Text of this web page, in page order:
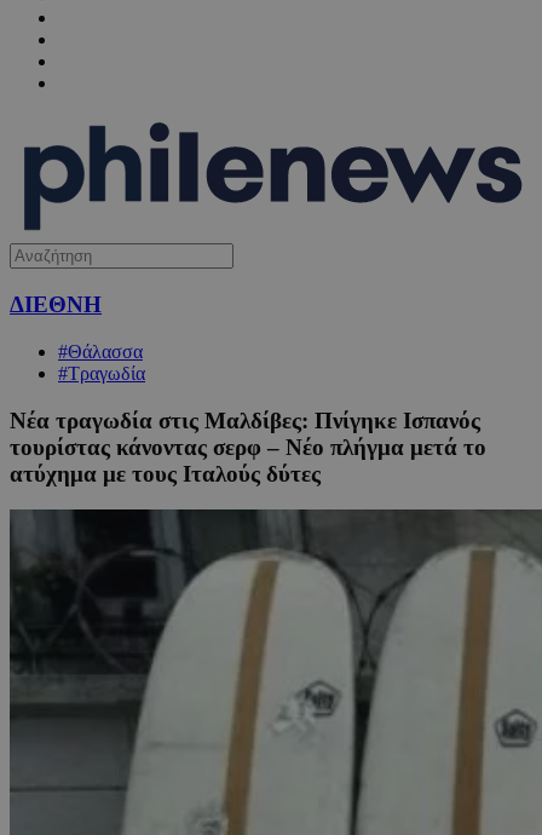
ΔΙΕΘΝΗ
#Θάλασσα
#Τραγωδία
Νέα τραγωδία στις Μαλδίβες: Πνίγηκε Ισπανός
τουρίστας κάνοντας σερφ – Νέο πλήγμα μετά το
ατύχημα με τους Ιταλούς δύτες